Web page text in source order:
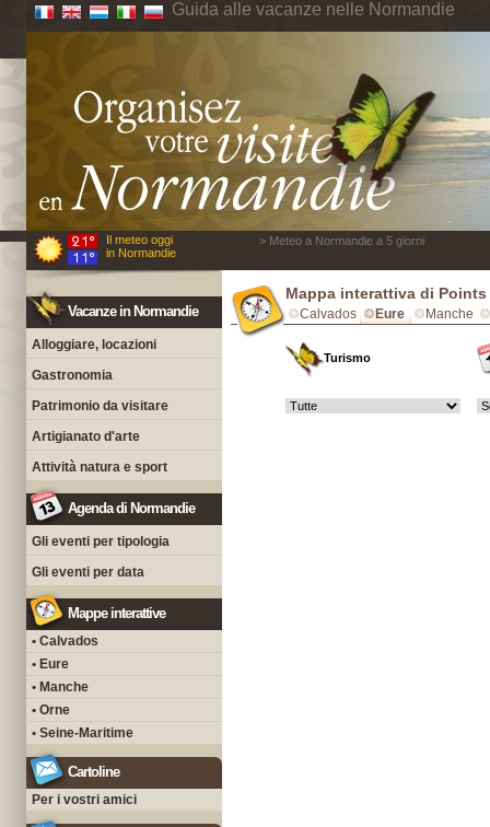
Guida alle vacanze nelle Normandie
Il meteo oggi
in Normandie
> Meteo a Normandie a 5 giorni
Vacanze in Normandie
Alloggiare, locazioni
Gastronomia
Patrimonio da visitare
Artigianato d'arte
Attività natura e sport
Agenda di Normandie
Gli eventi per tipologia
Gli eventi per data
Mappe interattive
• Calvados
• Eure
• Manche
• Orne
• Seine-Maritime
Cartoline
Per i vostri amici
Mappa interattiva di
Calvados Eure Manche
Turismo